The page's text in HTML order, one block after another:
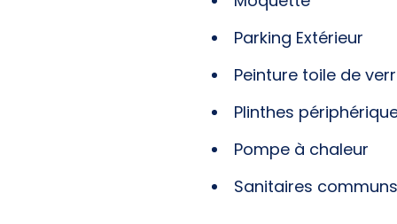
Parking Extérieur
Peinture toile de
Plinthes
Pompe à chaleur
Sanitaires communs